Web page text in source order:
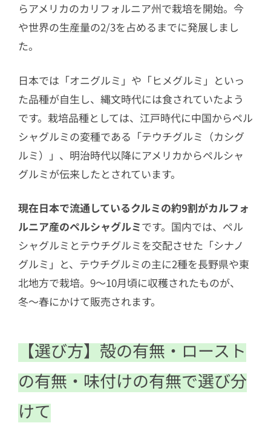
らアメリカのカリフォルニア州で栽培を開始。今
や世界の生産量の2/3を占めるまでに発展しまし
た。
日本では「オニグルミ」や「ヒメグルミ」といっ
た品種が自生し、縄文時代には食されていたよう
です。栽培品種としては、江戸時代に中国からペル
シャグルミの変種である「テウチグルミ（カシグ
ルミ）」、明治時代以降にアメリカからペルシャ
グルミが伝来したとされています。
現在日本で流通しているクルミの約9割がカルフォ
ルニア産のペルシャグルミです。国内では、ペル
シャグルミとテウチグルミを交配させた「シナノ
グルミ」と、テウチグルミの主に2種を長野県や東
北地方で栽培。9〜10月頃に収穫されたものが、
冬〜春にかけて販売されます。
【選び方】殻の有無・ロースト
の有無・味付けの有無で選び分
けて